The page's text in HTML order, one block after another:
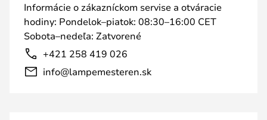
Informácie o zákazníckom servise a otváracie
hodiny: Pondelok–piatok: 08:30–16:00 CET
Sobota–nedeľa: Zatvorené
+421 258 419 026
info@lampemesteren.sk